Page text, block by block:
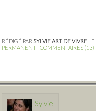
RÉDIGÉ PAR SYLVIE ART DE VIVRE LE
PERMANENT COMMENTAIRES (13)
Sylvie